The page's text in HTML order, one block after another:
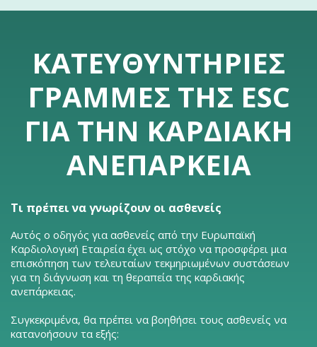
ΚΑΤΕΥΘΥΝΤΉΡΙΕΣ
ΓΡΑΜΜΈΣ ΤΗΣ ESC
ΓΙΑ ΤΗΝ ΚΑΡΔΙΑΚΉ
ΑΝΕΠΆΡΚΕΙΑ
Τι πρέπει να γνωρίζουν οι ασθενείς
Αυτός ο οδηγός για ασθενείς από την Ευρωπαϊκή
Καρδιολογική Εταιρεία έχει ως στόχο να προσφέρει μια
επισκόπηση των τελευταίων τεκμηριωμένων συστάσεων
για τη διάγνωση και τη θεραπεία της καρδιακής
ανεπάρκειας.
Συγκεκριμένα, θα πρέπει να βοηθήσει τους ασθενείς να
κατανοήσουν τα εξής: